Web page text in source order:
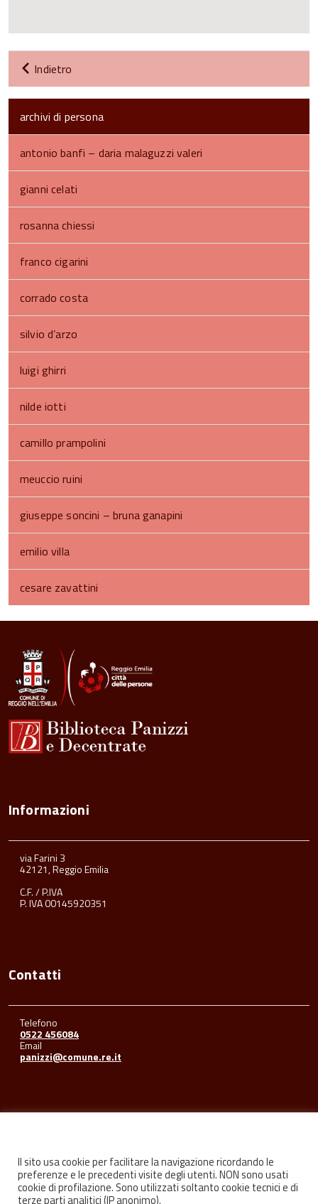
Indietro
archivi di persona
antonio banfi – daria malaguzzi valeri
gianni celati
rosanna chiessi
franco cigarini
corrado costa
silvio d’arzo
luigi ghirri
nilde iotti
camillo prampolini
meuccio ruini
giuseppe soncini – bruna ganapini
emilio villa
cesare zavattini
all'inizio
contenuto
Informazioni
via Farini 3
42121, Reggio Emilia
C.F. / P.IVA
P. IVA 00145920351
Contatti
Telefono
0522 456084
Email
panizzi@comune.re.it
FacebookYoutubeInstagram
Il sito usa cookie per facilitare la navigazione ricordando le
preferenze e le precedenti visite degli utenti. NON sono usati
cookie di profilazione. Sono utilizzati soltanto cookie tecnici e di
terze parti analitici (IP anonimo).